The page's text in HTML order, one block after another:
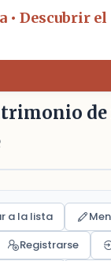
• Descubrir el
a la lista
Registrarse